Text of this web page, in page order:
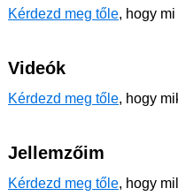
Kérdezd meg tőle, hogy
Videók
Kérdezd meg tőle, hogy
Jellemzőim
Kérdezd meg tőle, hogy